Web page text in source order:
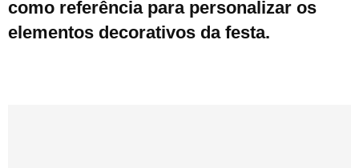
como referência para personalizar os
elementos decorativos da festa.